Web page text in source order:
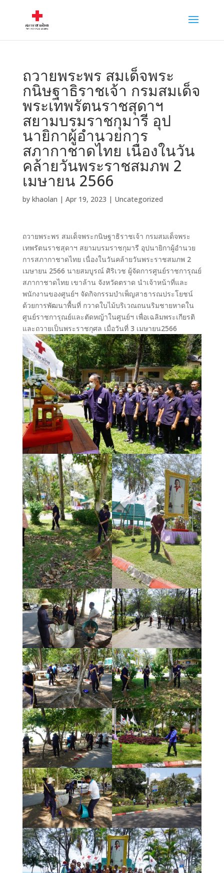
ถวายพระพร สมเด็จพระ
กนิษฐาธิราชเจ้า กรมสมเด็จ
พระเทพรัตนราชสุดาฯ
สยามบรมราชกุมารี อุป
นายิกาผู้อำนวยการ
สภากาชาดไทย เนื่องในวัน
คล้ายวันพระราชสมภพ 2
เมษายน 2566
by khaolan | Apr 19, 2023 | Uncategorized
ถวายพระพร สมเด็จพระกนิษฐาธิราชเจ้า กรมสมเด็จพระ
เทพรัตนราชสุดาฯ สยามบรมราชกุมารี อุปนายิกาผู้อำนวย
การสภากาชาดไทย เนื่องในวันคล้ายวันพระราชสมภพ 2
เมษายน 2566 นายสมบูรณ์ ศิริเวช ผู้จัดการศูนย์ราชการุณย์
สภากาชาดไทย เขาล้าน จังหวัดตราด นำเจ้าหน้าที่และ
พนักงานของศูนย์ฯ จัดกิจกรรมบำเพ็ญสาธารณประโยชน์
ด้วยการพัฒนาพื้นที่ กวาดใบไม้บริเวณถนนริมชายหาดใน
ศูนย์ราชการุณย์และตัดหญ้าในศูนย์ฯ เพื่อเฉลิมพระเกียรติ
และถวายเป็นพระราชกุศล เมื่อวันที่ 3 เมษายน2566